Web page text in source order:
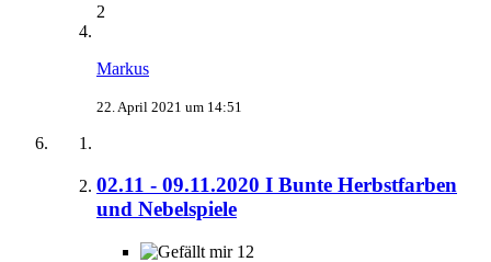
2
Markus
22. April 2021 um 14:51
02.11 - 09.11.2020 I Bunte Herbstfarben
und Nebelspiele
12